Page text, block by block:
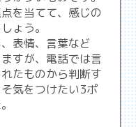
を当てて、感じの
ょう。
表情、言葉など
すが、電話では言
たものから判断す
気をつけたい3ポ